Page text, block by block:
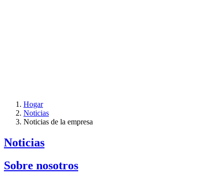
Hogar
Noticias
Noticias de la empresa
Noticias
Sobre nosotros